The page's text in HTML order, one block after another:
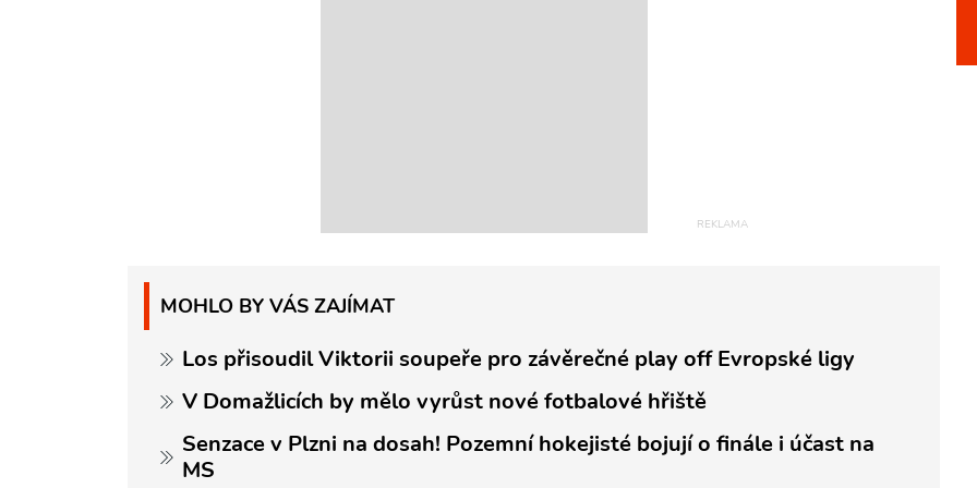
MOHLO BY VÁS ZAJÍMAT
Los přisoudil Viktorii soupeře pro závěrečné play off Evropské ligy
V Domažlicích by mělo vyrůst nové fotbalové hřiště
Senzace v Plzni na dosah! Pozemní hokejisté bojují o finále i účast na
MS